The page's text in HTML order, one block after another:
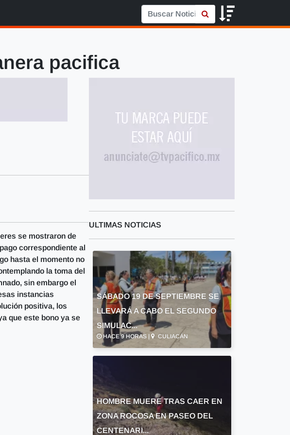
pacifica
se mostraron de
correspondiente al
hasta el momento no
la toma del
sin embargo el
instancias
positiva, los
que este bono ya se
ULTIMAS NOTICIAS
SÁBADO 19 DE SEPTIEMBRE SE
LLEVARÁ A CABO EL SEGUNDO
SIMULAC...
HACE 9 HORAS | CULIACÁN
HOMBRE MUERE TRAS CAER EN
ZONA ROCOSA EN PASEO DEL
CENTENARI...